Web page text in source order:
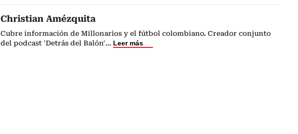
Christian Amézquita
Cubre información de Millonarios y el fútbol colombiano. Creador conjunto
del podcast 'Detrás del Balón'... Leer más